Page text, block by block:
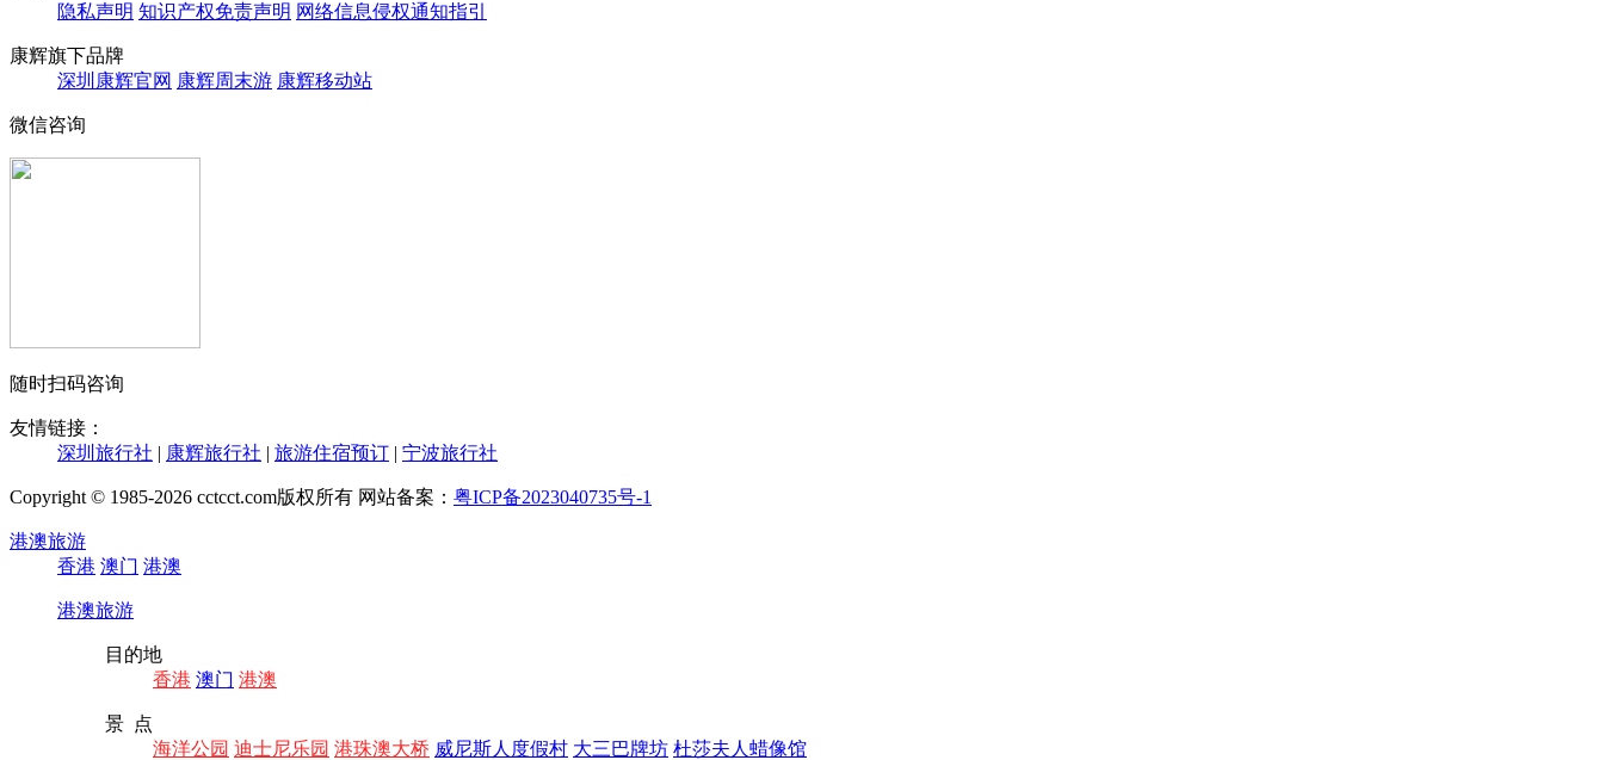
隐私声明 知识产权免责声明 网络信息侵权通知指引
康辉旗下品牌
深圳康辉官网 康辉周末游 康辉移动站
微信咨询
随时扫码咨询
友情链接：
深圳旅行社 | 康辉旅行社 | 旅游住宿预订 | 宁波旅行社
Copyright © 1985-2026 cctcct.com版权所有 网站备案： 粤ICP备2023040735号-1
港澳旅游
香港 澳门 港澳
港澳旅游
目的地
香港 澳门 港澳
景 点
海洋公园 迪士尼乐园 港珠澳大桥 威尼斯人度假村 大三巴牌坊 杜莎夫人蜡像馆